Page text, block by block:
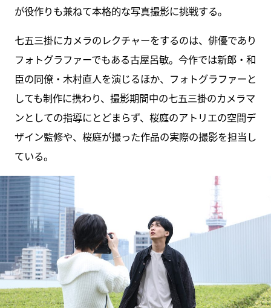
が役作りも兼ねて本格的な写真撮影に挑戦する。
七五三掛にカメラのレクチャーをするのは、俳優であり
フォトグラファーでもある古屋呂敏。今作では新郎・和
臣の同僚・木村直人を演じるほか、フォトグラファーと
しても制作に携わり、撮影期間中の七五三掛のカメラマ
ンとしての指導にとどまらず、桜庭のアトリエの空間デ
ザイン監修や、桜庭が撮った作品の実際の撮影を担当し
ている。